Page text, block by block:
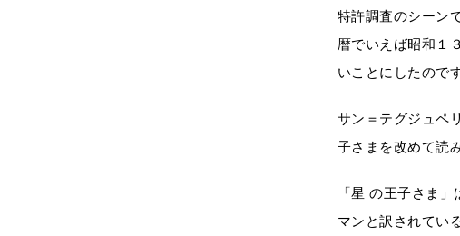
特許調査のシーン
暦でいえば昭和１
いことにしたのです
サン＝テグジュペ
子さまを改めて読
「星 の王子さま
マンと訳されてい